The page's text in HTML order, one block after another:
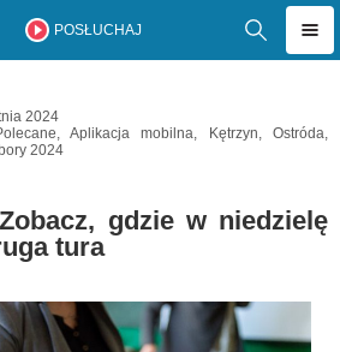
POSŁUCHAJ
2024
,Aplikacja mobilna, Kętrzyn,Ostróda,
2024
gdzie w niedzielę
tura